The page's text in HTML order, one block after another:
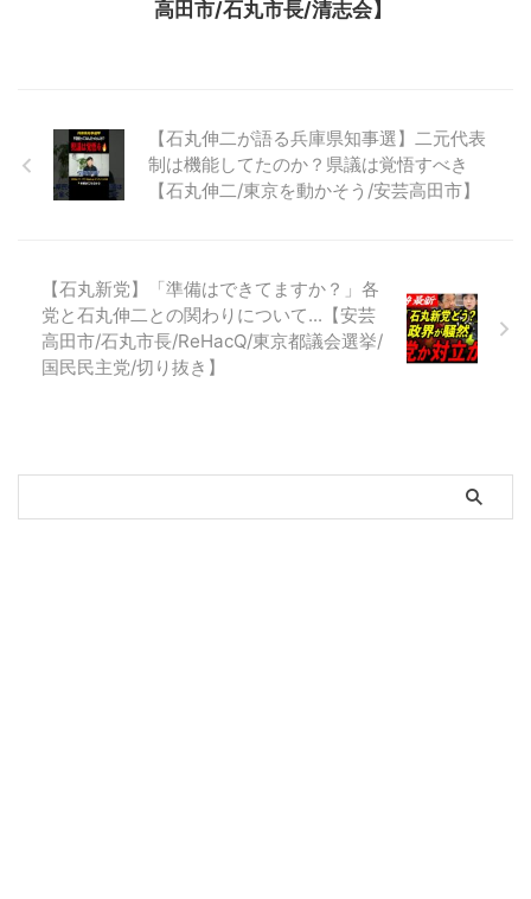
高田市/石丸市長/清志会】
【石丸伸二が語る兵庫県知事選】二元代表
制は機能してたのか？県議は覚悟すべき
【石丸伸二/東京を動かそう/安芸高田市】
【石丸新党】「準備はできてますか？」各
党と石丸伸二との関わりについて...【安芸
高田市/石丸市長/ReHacQ/東京都議会選挙/
国民民主党/切り抜き】